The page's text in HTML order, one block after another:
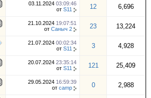
03.11.2024 03:09:46
от S11 12 6,696
21.10.2024 19:07:51
от Саныч 2 23 13,224
21.07.2024 00:02:34
от S11 3 4,928
20.07.2024 23:35:14
от S11 121 25,409
29.05.2024 16:59:39
от camp 0 2,988